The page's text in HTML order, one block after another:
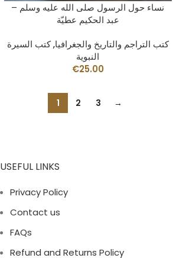
LEER MÁS
نساء حول الرسول صلى الله عليه وسلم –
عبد الحكيم عطيّة
كتب التراجم والتاريخ والجغرافيا,كتب السيرة
النبوية
€25.00
1 2 3 →
USEFUL LINKS
Privacy Policy
Contact us
FAQs
Refund and Returns Policy